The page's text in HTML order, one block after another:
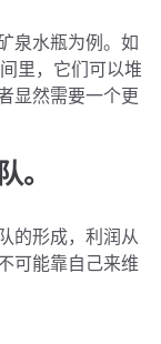
泉水瓶为例。如
里，它们可以堆
显然需要一个更
。
的形成，利润从
可能靠自己来维